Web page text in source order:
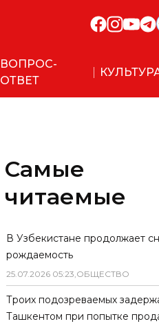
ВОПРОС-
ОТВЕТ
Самые
читаемые
В Узбекистане продолжает
рождаемость
25.07.2026 05:23,ОБЩЕСТВО
Троих подозреваемых
Ташкентом при попытке